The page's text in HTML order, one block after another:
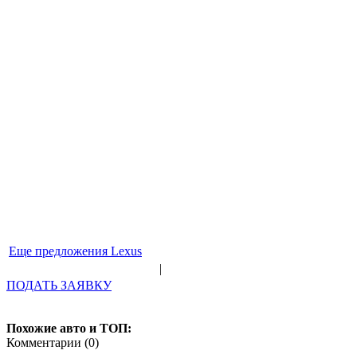
Еще предложения Lexus
|
ПОДАТЬ ЗАЯВКУ
Похожие авто и ТОП:
Комментарии (0)